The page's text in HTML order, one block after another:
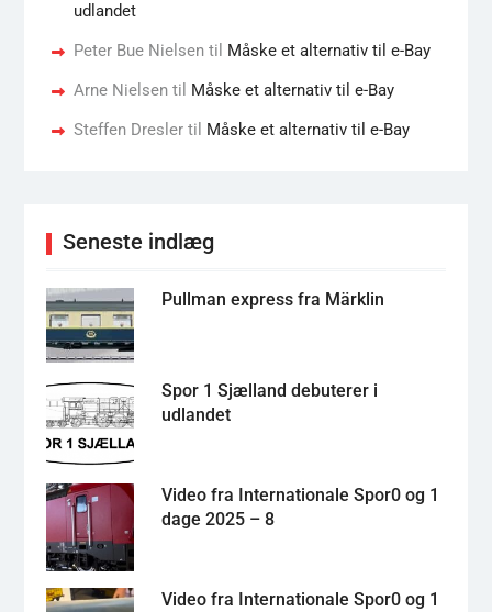
udlandet
Peter Bue Nielsentil Måske et alternativ til e-Bay
Arne Nielsentil Måske et alternativ til e-Bay
Steffen Dreslertil Måske et alternativ til e-Bay
Seneste indlæg
Pullman express fra Märklin
Spor 1 Sjælland debuterer i
udlandet
Video fra Internationale Spor0 og 1
dage 2025 – 8
Video fra Internationale Spor0 og 1